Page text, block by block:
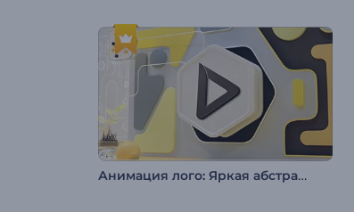
Анимация лого: Яркая абстракция